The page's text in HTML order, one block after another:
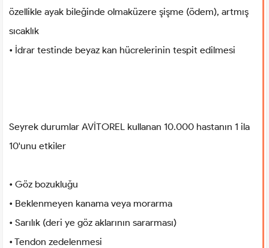
özellikle ayak bileğinde olmaküzere şişme (ödem), artmış
sıcaklık
• İdrar testinde beyaz kan hücrelerinin tespit edilmesi
Seyrek durumlar AVİTOREL kullanan 10.000 hastanın 1 ila
10'unu etkiler
• Göz bozukluğu
• Beklenmeyen kanama veya morarma
• Sarılık (deri ye göz aklarının sararması)
• Tendon zedelenmesi